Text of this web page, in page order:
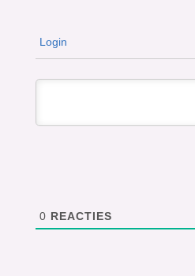
Login
0 REACTIES